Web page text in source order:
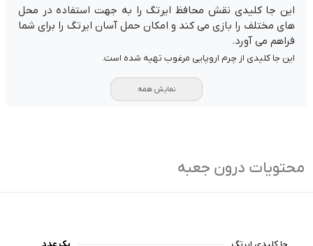
این جا کلیدی نقش محافظ ایرتگ را به جهت استفاده در محل
های مختلف را بازی می کند و امکان حمل آسان ایرتگ را برای شما
فراهم می آورد.
این جا کلیدی از چرم اروپایی مرغوب تهیه شده است.
نمایش همه
محتویات درون جعبه